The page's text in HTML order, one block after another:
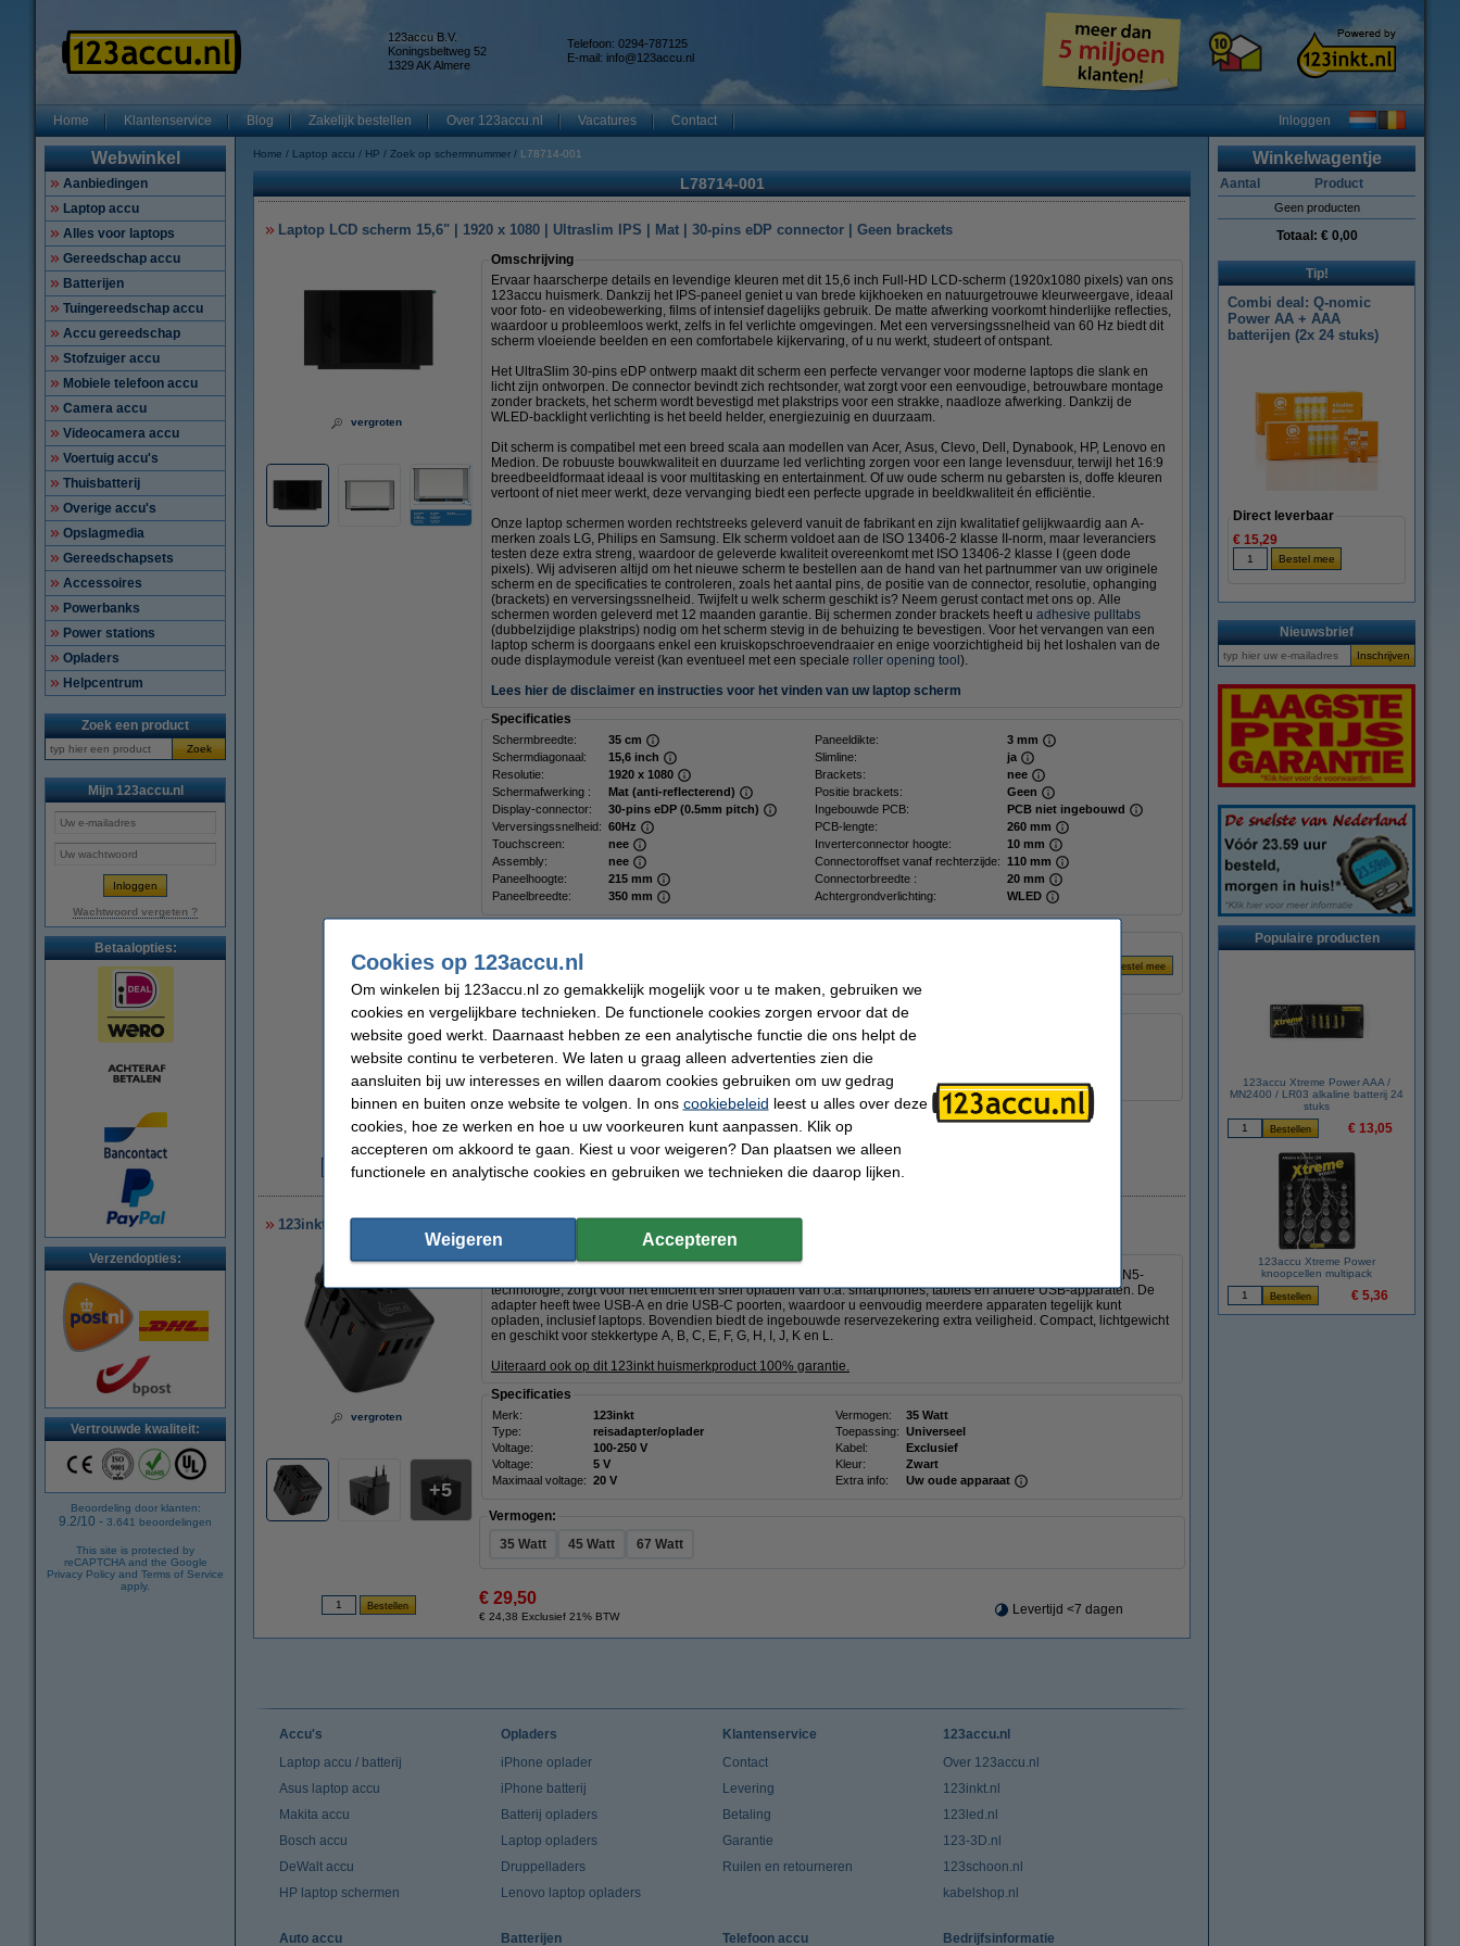
123accu B.V.
Koningsbeltweg 52
1329 AK Almere
Telefoon: 0294-787125
E-mail: info@123accu.nl
Home Klantenservice Blog Zakelijk bestellen Over 123accu.nl Vacatures Contact Inloggen
Webwinkel
Aanbiedingen
Laptop accu
Alles voor laptops
Gereedschap accu
Batterijen
Tuingereedschap accu
Accu gereedschap
Stofzuiger accu
Mobiele telefoon accu
Camera accu
Videocamera accu
Voertuig accu's
Thuisbatterij
Overige accu's
Opslagmedia
Gereedschapsets
Accessoires
Powerbanks
Power stations
Opladers
Helpcentrum
Zoek een product
Zoek
Mijn 123accu.nl
Wachtwoord vergeten ?
Betaalopties:
Verzendopties:
Vertrouwde kwaliteit:
Beoordeling door klanten:
9.2/10 - 3.641 beoordelingen
This site is protected by
reCAPTCHA and the Google
Privacy Policy and Terms of Service
apply.
Home Laptop accu HP Zoek op schermnummer L78714-001
L78714-001
Laptop LCD scherm 15,6" | 1920 x 1080 | Ultraslim IPS | Mat | 30-pins eDP connector | Geen brackets
vergroten
Omschrijving
Ervaar haarscherpe details en levendige kleuren met dit 15,6 inch Full-HD LCD-scherm (1920x1080 pixels) van ons
123accu huismerk. Dankzij het IPS-paneel geniet u van brede kijkhoeken en natuurgetrouwe kleurweergave, ideaal
voor foto- en videobewerking, films of intensief dagelijks gebruik. De matte afwerking voorkomt hinderlijke reflecties,
waardoor u probleemloos werkt, zelfs in fel verlichte omgevingen. Met een verversingssnelheid van 60 Hz biedt dit
scherm vloeiende beelden en een comfortabele kijkervaring, of u nu werkt, studeert of ontspant.
Het UltraSlim 30-pins eDP ontwerp maakt dit scherm een perfecte vervanger voor moderne laptops die slank en
licht zijn ontworpen. De connector bevindt zich rechtsonder, wat zorgt voor een eenvoudige, betrouwbare montage
zonder brackets, het scherm wordt bevestigd met plakstrips voor een strakke, naadloze afwerking. Dankzij de
WLED-backlight verlichting is het beeld helder, energiezuinig en duurzaam.
Dit scherm is compatibel met een breed scala aan modellen van Acer, Asus, Clevo, Dell, Dynabook, HP, Lenovo en
Medion. De robuuste bouwkwaliteit en duurzame led verlichting zorgen voor een lange levensduur, terwijl het 16:9
breedbeeldformaat ideaal is voor multitasking en entertainment. Of uw oude scherm nu gebarsten is, doffe kleuren
vertoont of niet meer werkt, deze vervanging biedt een perfecte upgrade in beeldkwaliteit én efficiëntie.
Onze laptop schermen worden rechtstreeks geleverd vanuit de fabrikant en zijn kwalitatief gelijkwaardig aan A-
merken zoals LG, Philips en Samsung. Elk scherm voldoet aan de ISO 13406-2 klasse II-norm, maar leveranciers
testen deze extra streng, waardoor de geleverde kwaliteit overeenkomt met ISO 13406-2 klasse I (geen dode
pixels). Wij adviseren altijd om het nieuwe scherm te bestellen aan de hand van het partnummer van uw originele
scherm en de specificaties te controleren, zoals het aantal pins, de positie van de connector, resolutie, ophanging
(brackets) en verversingssnelheid. Twijfelt u welk scherm geschikt is? Neem gerust contact met ons op. Alle
schermen worden geleverd met 12 maanden garantie. Bij schermen zonder brackets heeft u adhesive pulltabs
(dubbelzijdige plakstrips) nodig om het scherm stevig in de behuizing te bevestigen. Voor het vervangen van een
laptop scherm is doorgaans enkel een kruiskopschroevendraaier en enige voorzichtigheid bij het loshalen van de
oude displaymodule vereist (kan eventueel met een speciale roller opening tool ).
Lees hier de disclaimer en instructies voor het vinden van uw laptop scherm
Specificaties
Schermbreedte: 35 cm Paneeldikte:
3 mm
Schermdiagonaal:
15,6 inch Slimline:
ja
Resolutie:
1920 x 1080 Brackets:
nee
Schermafwerking :
Mat (anti-reflecterend) Positie brackets:
Geen
Display-connector:
30-pins eDP (0.5mm pitch) Ingebouwde PCB:
PCB niet ingebouwd
Verversingssnelheid: 60Hz PCB-lengte:
260 mm
Touchscreen:
nee Inverterconnector hoogte:
10 mm
Assembly:
nee Connectoroffset vanaf rechterzijde: 110 mm
Paneelhoogte:
215 mm Connectorbreedte :
20 mm
Paneelbreedte:
350 mm Achtergrondverlichting: WLED
Plakstrips voor laptop LCD scherm (2 stuks)
Dit product vervangt partnummers:
- 00NY687 - 00NY692
- 01YN132
- 01YN133
- 01YN134
- 02DC347
- 02DC348
- 061FT0
-Klik hier voor meer productcodes
Morgen in huis
€ 54,95
€ 45,41 Exclusief 21% BTW
123inkt reisadapter/oplader 35W met 2 USB-A + 3 USB-C
vergroten
5
Met de 123inkt reisadapter 35W beschikt u over een krachtige en veelzijdige oplader. De geavanceerde GaN5-
technologie, zorgt voor het efficiënt en snel opladen van o.a. smartphones, tablets en andere USB-apparaten. De
adapter heeft twee USB-A en drie USB-C poorten, waardoor u eenvoudig meerdere apparaten tegelijk kunt
opladen, inclusief laptops. Bovendien biedt de ingebouwde reservezekering extra veiligheid. Compact, lichtgewicht
en geschikt voor stekkertype A, B, C, E, F, G, H, I, J, K en L.
Uiteraard ook op dit 123inkt huismerkproduct 100% garantie.
Specificaties
Merk: 123inkt Vermogen:
35 Watt
Type:
reisadapter/oplader Toepassing: Universeel
Voltage:
100-250 V Kabel:
Exclusief
Voltage:
5 V Kleur:
Zwart
Maximaal voltage: 20 V Extra info: Uw oude apparaat
Vermogen:
35 Watt
45 Watt 67 Watt
€ 29,50
€ 24,38 Exclusief 21% BTW Levertijd <7 dagen
Winkelwagentje
Aantal Product
Geen producten
Totaal: € 0,00
Tip!
Combi deal: Q-nomic
Power AA + AAA
batterijen (2x 24 stuks)
Direct leverbaar
€ 15,29
Nieuwsbrief
Populaire producten
123accu Xtreme Power AAA /
MN2400 / LR03 alkaline batterij 24
stuks
€ 13,05
123accu Xtreme Power
knoopcellen multipack
€ 5,36
Accu's
Laptop accu / batterij
Asus laptop accu
Makita accu
Bosch accu
DeWalt accu
HP laptop schermen
Opladers
iPhone oplader
iPhone batterij
Batterij opladers
Laptop opladers
Druppelladers
Lenovo laptop opladers
Klantenservice
Contact
Levering
Betaling
Garantie
Ruilen en retourneren
123accu.nl
Over 123accu.nl
123inkt.nl
123led.nl
123-3D.nl
123schoon.nl
kabelshop.nl
Auto accu Batterijen Telefoon accu Bedrijfsinformatie
Cookies op 123accu.nl
Om winkelen bij 123accu.nl zo gemakkelijk mogelijk voor u te maken, gebruiken we
cookies en vergelijkbare technieken. De functionele cookies zorgen ervoor dat de
website goed werkt. Daarnaast hebben ze een analytische functie die ons helpt de
website continu te verbeteren. We laten u graag alleen advertenties zien die
aansluiten bij uw interesses en willen daarom cookies gebruiken om uw gedrag
binnen en buiten onze website te volgen. In ons cookiebeleid leest u alles over deze
cookies, hoe ze werken en hoe u uw voorkeuren kunt aanpassen. Klik op
accepteren om akkoord te gaan. Kiest u voor weigeren? Dan plaatsen we alleen
functionele en analytische cookies en gebruiken we technieken die daarop lijken.
Weigeren Accepteren